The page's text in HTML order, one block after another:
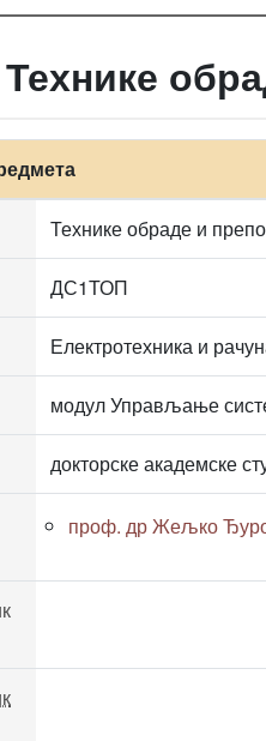
Технике обраде и
ДС1ТОП
Електротехника и
модул Управљање
докторске академске
проф. др Жељко